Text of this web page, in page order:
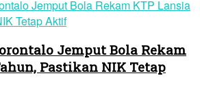
Jemput Bola Rekam
Pastikan NIK Tetap